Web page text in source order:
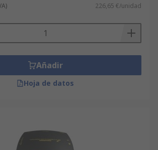
226,65 €/unidad
Añadir
Hoja de datos